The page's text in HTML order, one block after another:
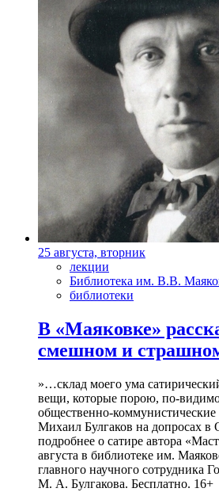
25 августа, вторник
лекции
Библиотека им. В.В.
библиотеки
В «Маяковке»
смешном и
»…склад моего ума
вещи, которые порою, по-
общественно-
Михаил Булгаков на допросах
подробнее о сатире автора
августа в библиотеке им.
главного научного сотрудника
М. А. Булгакова. Бесплатно. 16+